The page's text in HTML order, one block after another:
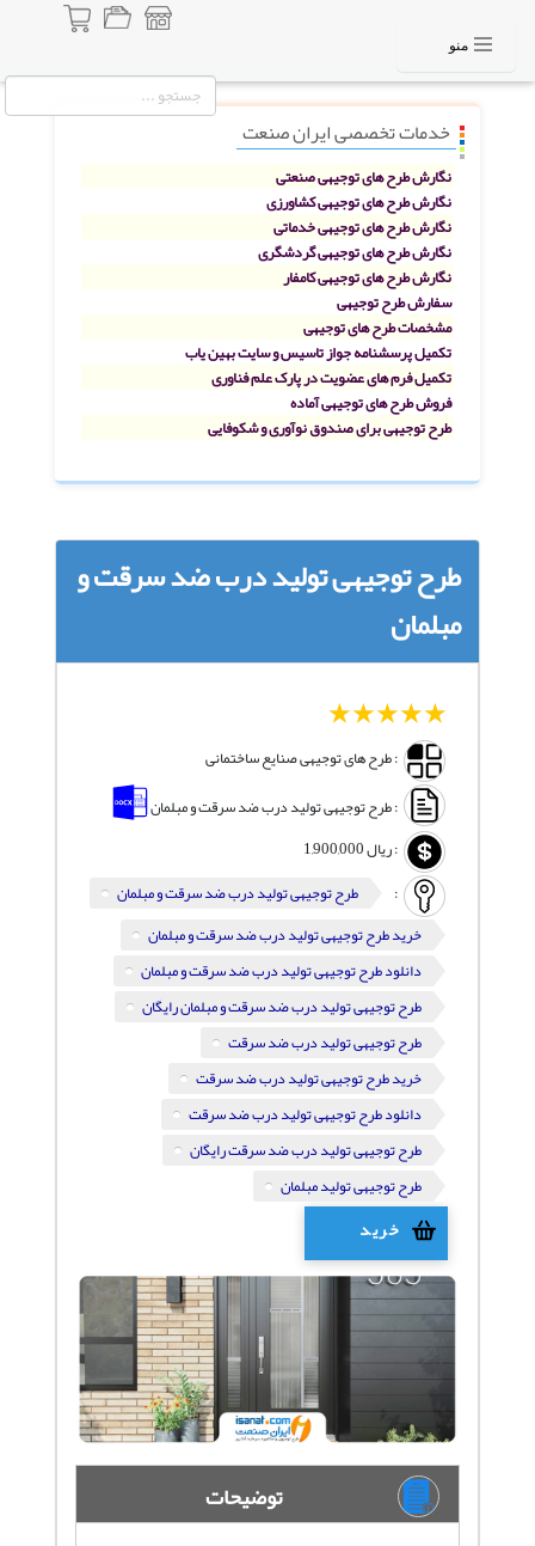
منو
خدمات تخصصی ایران صنعت
نگارش طرح های توجیهی صنعتی
نگارش طرح های توجیهی کشاورزی
نگارش طرح های توجیهی خدماتی
نگارش طرح های توجیهی گردشگری
نگارش طرح های توجیهی کامفار
سفارش طرح توجیهی
مشخصات طرح های توجیهی
تکمیل پرسشنامه جواز تاسیس و سایت بهین یاب
تکمیل فرم های عضویت در پارک علم فناوری
فروش طرح های توجیهی آماده
طرح توجیهی برای صندوق نوآوری و شکوفایی
طرح توجیهی تولید درب ضد سرقت و
مبلمان
5
4
3
2
: طرح های توجیهی صنایع ساختمانی
: طرح توجیهی تولید درب ضد سرقت و مبلمان
:ریال1,900,000
:
طرح توجیهی تولید درب ضد سرقت و مبلمان
خرید طرح توجیهی تولید درب ضد سرقت و مبلمان
دانلود طرح توجیهی تولید درب ضد سرقت و مبلمان
طرح توجیهی تولید درب ضد سرقت و مبلمان رایگان
طرح توجیهی تولید درب ضد سرقت
خرید طرح توجیهی تولید درب ضد سرقت
دانلود طرح توجیهی تولید درب ضد سرقت
طرح توجیهی تولید درب ضد سرقت رایگان
طرح توجیهی تولید مبلمان
خرید
توضیحات